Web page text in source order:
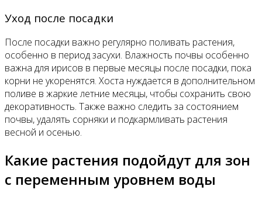
Уход после посадки
После посадки важно регулярно поливать растения,
особенно в период засухи. Влажность почвы особенно
важна для ирисов в первые месяцы после посадки, пока
корни не укоренятся. Хоста нуждается в дополнительном
поливе в жаркие летние месяцы, чтобы сохранить свою
декоративность. Также важно следить за состоянием
почвы, удалять сорняки и подкармливать растения
весной и осенью.
Какие растения подойдут для зон
с переменным уровнем воды